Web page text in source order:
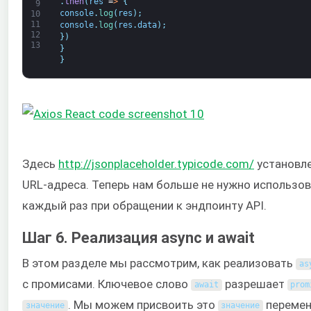
9
10
11
12
13
console. log ( res ) ;
console. log ( res .data) ;
} )
}
}
Здесь http://jsonplaceholder.typicode.com/
URL-адреса. Теперь нам больше не нужно
каждый раз при обращении к эндпоинту API.
Шаг 6. Реализация async и await
В этом разделе мы рассмотрим, как реализовать
с промисами. Ключевое слово await разрешает
значение . Мы можем присвоить это значение